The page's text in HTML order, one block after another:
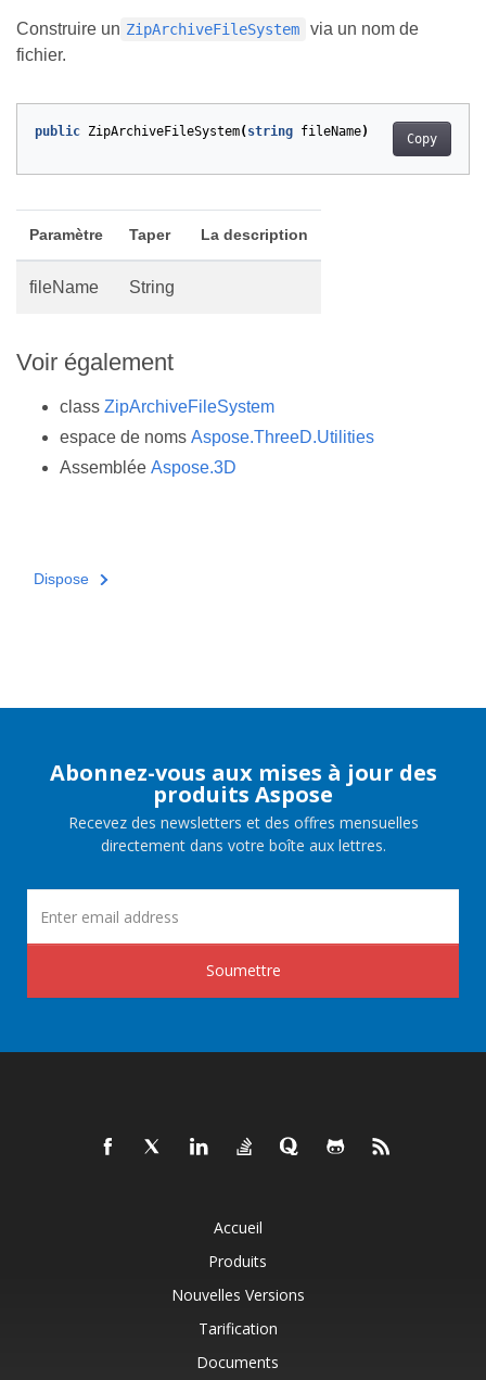
Construire un ZipArchiveFileSystem
via un nom de
fichier.
Copy
public ZipArchiveFileSystem( string fileName)
Paramètre Taper La description
fileName String
Voir également
class ZipArchiveFileSystem
espace de noms Aspose.ThreeD.Utilities
Assemblée Aspose.3D
Dispose
Abonnez-vous aux mises à jour des
produits Aspose
Recevez des newsletters et des offres mensuelles
directement dans votre boîte aux lettres.
Soumettre
Accueil
Produits
Nouvelles Versions
Tarification
Documents